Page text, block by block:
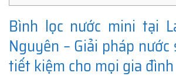
Bình lọc nước mini tại
Nguyên – Giải pháp
tiết kiệm cho mọi gia đình